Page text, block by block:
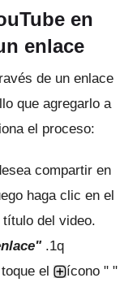
en
enlace
de un enlace
que agregarlo a
el proceso:
compartir en
haga clic en el
título del video.
.1q
el
ícono " "